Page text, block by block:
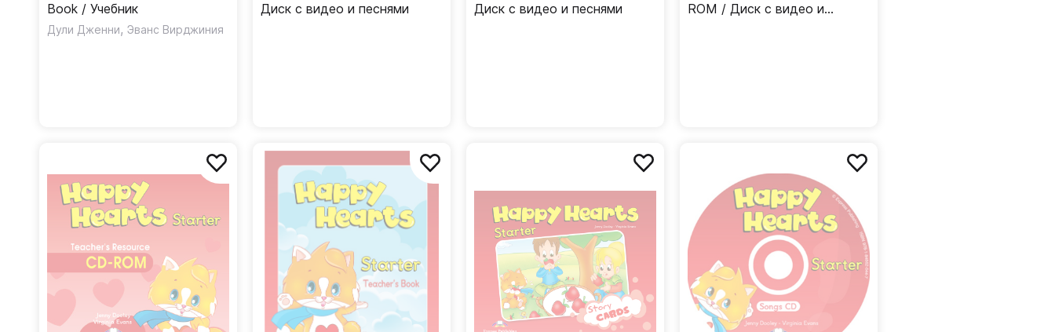
Book / Учебник
Дули Дженни, Эванс Вирджиния
Диск с видео и песнями
Диск с видео и песнями
ROM / Диск с видео и